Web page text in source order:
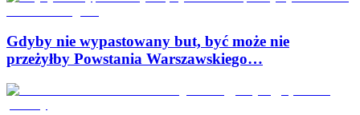
Gdyby nie wypastowany but, być może nie
przeżyłby Powstania Warszawskiego…